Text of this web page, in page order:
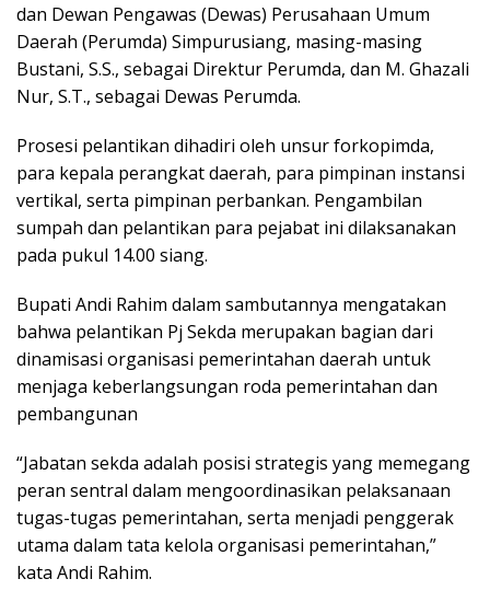
dan Dewan Pengawas (Dewas) Perusahaan Umum
Daerah (Perumda) Simpurusiang, masing-masing
Bustani, S.S., sebagai Direktur Perumda, dan M. Ghazali
Nur, S.T., sebagai Dewas Perumda.
Prosesi pelantikan dihadiri oleh unsur forkopimda,
para kepala perangkat daerah, para pimpinan instansi
vertikal, serta pimpinan perbankan. Pengambilan
sumpah dan pelantikan para pejabat ini dilaksanakan
pada pukul 14.00 siang.
Bupati Andi Rahim dalam sambutannya mengatakan
bahwa pelantikan Pj Sekda merupakan bagian dari
dinamisasi organisasi pemerintahan daerah untuk
menjaga keberlangsungan roda pemerintahan dan
pembangunan
“Jabatan sekda adalah posisi strategis yang memegang
peran sentral dalam mengoordinasikan pelaksanaan
tugas-tugas pemerintahan, serta menjadi penggerak
utama dalam tata kelola organisasi pemerintahan,”
kata Andi Rahim.